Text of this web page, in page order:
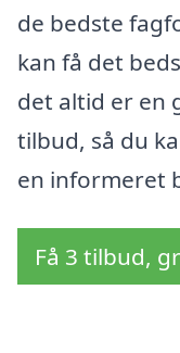
de bedste
kan få det
det altid er en
tilbud, så du
en informeret
Få 3 tilbud,